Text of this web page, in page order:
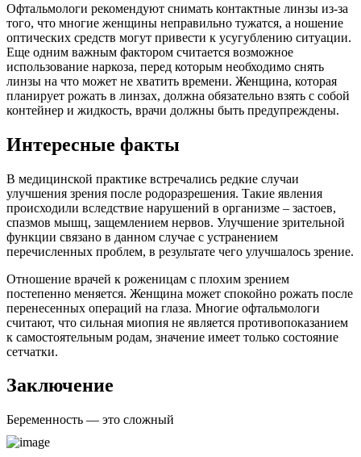
Офтальмологи рекомендуют снимать контактные линзы из-за
того, что многие женщины неправильно тужатся, а ношение
оптических средств могут привести к усугублению ситуации.
Еще одним важным фактором считается возможное
использование наркоза, перед которым необходимо снять
линзы на что может не хватить времени. Женщина, которая
планирует рожать в линзах, должна обязательно взять с собой
контейнер и жидкость, врачи должны быть предупреждены.
Интересные факты
В медицинской практике встречались редкие случаи
улучшения зрения после родоразрешения. Такие явления
происходили вследствие нарушений в организме – застоев,
спазмов мышц, защемлением нервов. Улучшение зрительной
функции связано в данном случае с устранением
перечисленных проблем, в результате чего улучшалось зрение.
Отношение врачей к роженицам с плохим зрением
постепенно меняется. Женщина может спокойно рожать после
перенесенных операций на глаза. Многие офтальмологи
считают, что сильная миопия не является противопоказанием
к самостоятельным родам, значение имеет только состояние
сетчатки.
Заключение
Беременность — это сложный